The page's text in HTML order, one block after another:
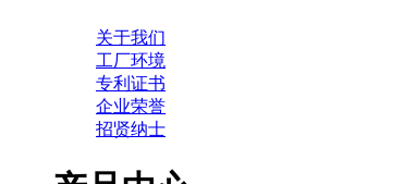
关于我们
工厂环境
专利证书
企业荣誉
招贤纳士